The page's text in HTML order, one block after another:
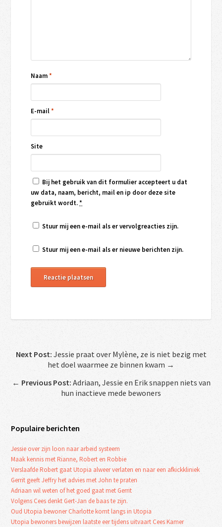
Naam*
E-mail*
Site
Bij het gebruik van dit formulier accepteert u dat
uw data, naam, bericht, mail en ip door deze site
gebruikt wordt.*
Stuur mij een e-mail als er vervolgreacties zijn.
Stuur mij een e-mail als er nieuwe berichten zijn.
Next Post: Jessie praat over Mylène, ze is niet bezig met
het doel waarmee ze binnen kwam →
← Previous Post: Adriaan, Jessie en Erik snappen niets van
hun inactieve mede bewoners
Populaire berichten
Jessie over zijn loon naar arbeid systeem
Maak kennis met Rianne, Robert en Robbie
Verslaafde Robert gaat Utopia alweer verlaten en naar een afkickkliniek
Gerrit geeft Jeffry het advies met John te praten
Adriaan wil weten of het goed gaat met Gerrit
Volgens Cees denkt Gert-Jan de baas te zijn.
Oud Utopia bewoner Charlotte komt langs in Utopia
Utopia bewoners bewijzen laatste eer tijdens uitvaart Cees Kamer